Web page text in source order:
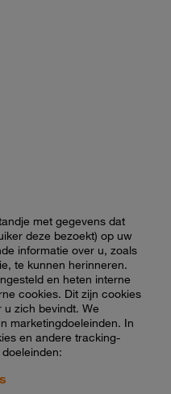
met gegevens dat
deze bezoekt) op uw
informatie over u, zoals
te kunnen herinneren.
en heten interne
cookies. Dit zijn cookies
zich bevindt. We
marketingdoeleinden. In
en andere tracking-